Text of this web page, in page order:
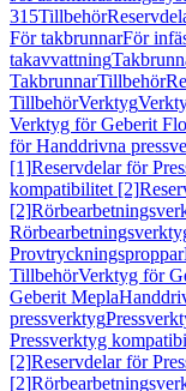
315Tillbehör
För takbrunnarFör
takavvattning
TakbrunnarTillbehör
TillbehörVerktyg
Verktyg för Geberit
för Handdrivna
[1]Reservdelar för
kompatibilitet [2]
[2]
Provtryckningsproppar
TillbehörVerktyg för
Geberit Mepla
pressverktyg
Pressverktyg
[2]Reservdelar för
[2]